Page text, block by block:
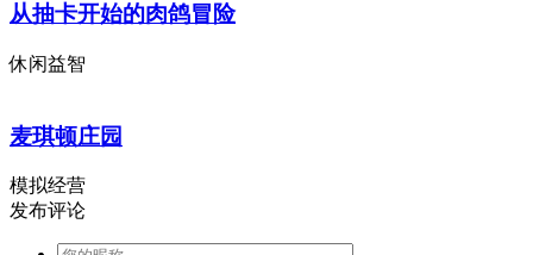
从抽卡开始的肉鸽冒险
休闲益智
麦琪顿庄园
模拟经营
发布评论